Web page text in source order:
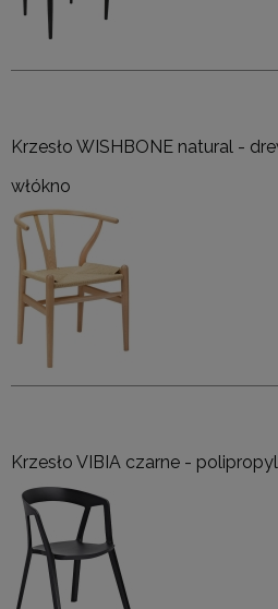
Krzesło WISHBONE natural -
włókno
Krzesło VIBIA czarne -